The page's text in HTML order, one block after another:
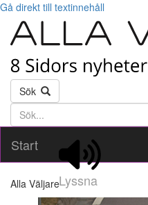
Gå direkt till textinnehåll
Sök
Söktext
Start
Lyssna
Alla Väljare